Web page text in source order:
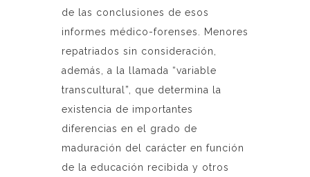
de las conclusiones de esos
informes médico-forenses. Menores
repatriados sin consideración,
además, a la llamada “variable
transcultural”, que determina la
existencia de importantes
diferencias en el grado de
maduración del carácter en función
de la educación recibida y otros